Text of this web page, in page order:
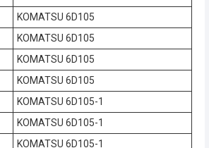
KOMATSU 6D105
KOMATSU 6D105
KOMATSU 6D105
KOMATSU 6D105
KOMATSU 6D105-1
KOMATSU 6D105-1
KOMATSU 6D105-1